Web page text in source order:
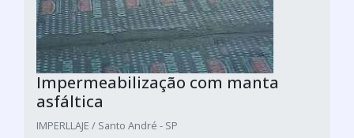
Impermeabilização com manta
asfáltica
IMPERLLAJE / Santo André - SP